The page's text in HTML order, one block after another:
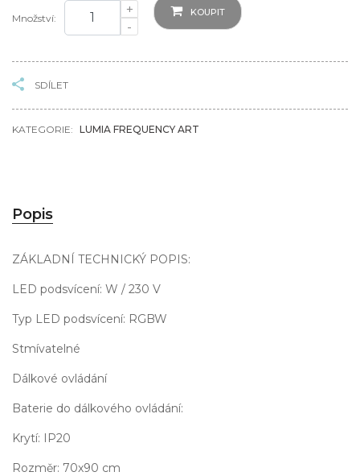
Množství:
+
-
KOUPIT
SDÍLET
KATEGORIE: LUMIA FREQUENCY ART
Popis
ZÁKLADNÍ TECHNICKÝ POPIS:
LED podsvícení: W / 230 V
Typ LED podsvícení: RGBW
Stmívatelné
Dálkové ovládání
Baterie do dálkového ovládání:
Krytí: IP20
Rozměr: 70x90 cm